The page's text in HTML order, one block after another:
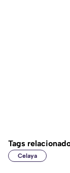
Tags
Celaya